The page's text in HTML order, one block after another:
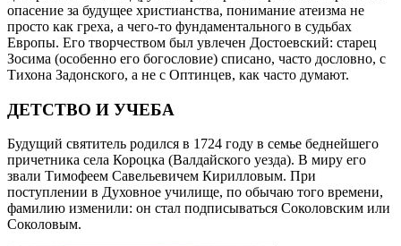
опасение за будущее христианства, понимание атеизма не
просто как греха, а чего-то фундаментального в судьбах
Европы. Его творчеством был увлечен Достоевский: старец
Зосима (особенно его богословие) списано, часто дословно, с
Тихона Задонского, а не с Оптинцев, как часто думают.
ДЕТСТВО И УЧЕБА
Будущий святитель родился в 1724 году в семье беднейшего
причетника села Короцка (Валдайского уезда). В миру его
звали Тимофеем Савельевичем Кирилловым. При
поступлении в Духовное училище, по обычаю того времени,
фамилию изменили: он стал подписываться Соколовским или
Соколовым.